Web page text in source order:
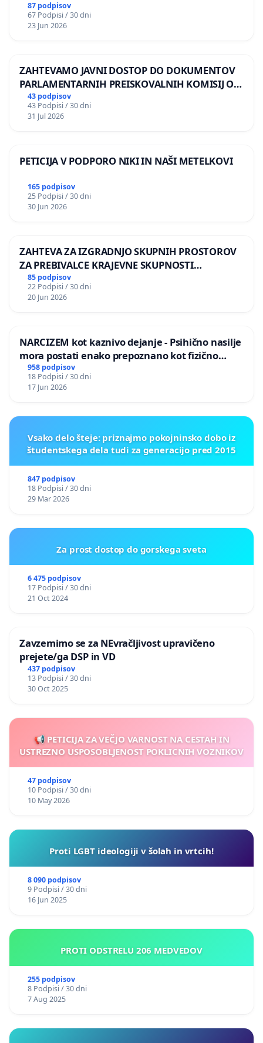
87 podpisov
67 Podpisi / 30 dni
23 Jun 2026
ZAHTEVAMO JAVNI DOSTOP DO DOKUMENTOV
PARLAMENTARNIH PREISKOVALNIH KOMISIJ O
ILEGALNI TRGOVINI Z OROŽJEM
43 podpisov
43 Podpisi / 30 dni
31 Jul 2026
PETICIJA V PODPORO NIKI IN NAŠI METELKOVI
165 podpisov
25 Podpisi / 30 dni
30 Jun 2026
ZAHTEVA ZA IZGRADNJO SKUPNIH PROSTOROV
ZA PREBIVALCE KRAJEVNE SKUPNOSTI
PRESTRANEK
85 podpisov
22 Podpisi / 30 dni
20 Jun 2026
NARCIZEM kot kaznivo dejanje - Psihično nasilje
mora postati enako prepoznano kot fizično
nasilje
958 podpisov
18 Podpisi / 30 dni
17 Jun 2026
Vsako delo šteje: priznajmo pokojninsko dobo iz
študentskega dela tudi za generacijo pred 2015
847 podpisov
18 Podpisi / 30 dni
29 Mar 2026
Za prost dostop do gorskega sveta
6 475 podpisov
17 Podpisi / 30 dni
21 Oct 2024
Zavzemimo se za NEvračljivost upravičeno
prejete/ga DSP in VD
437 podpisov
13 Podpisi / 30 dni
30 Oct 2025
📢 PETICIJA ZA VEČJO VARNOST NA CESTAH IN
USTREZNO USPOSOBLJENOST POKLICNIH VOZNIKOV
47 podpisov
10 Podpisi / 30 dni
10 May 2026
Proti LGBT ideologiji v šolah in vrtcih!
8 090 podpisov
9 Podpisi / 30 dni
16 Jun 2025
PROTI ODSTRELU 206 MEDVEDOV
255 podpisov
8 Podpisi / 30 dni
7 Aug 2025